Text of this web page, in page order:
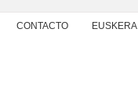
CONTACTO EUSKERA